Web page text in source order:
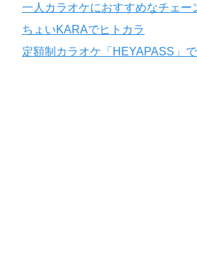
一人カラオケにおすすめなチェー
ちょいKARAでヒトカラ
定額制カラオケ「HEYAPASS」